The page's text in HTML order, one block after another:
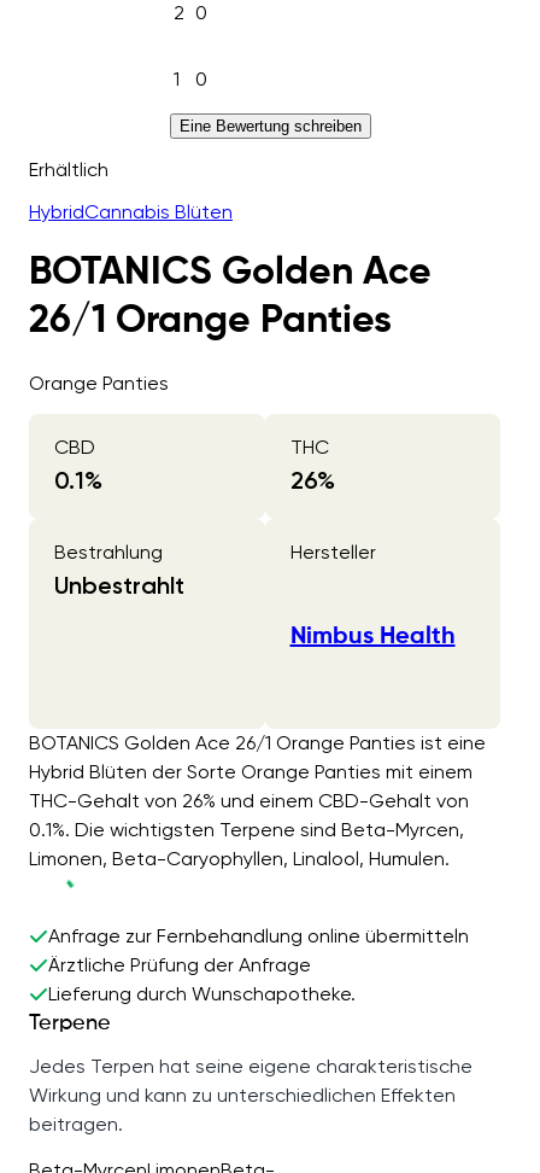
2 0
1 0
Eine Bewertung schreiben
Erhältlich
HybridCannabis Blüten
BOTANICS Golden Ace
26/1 Orange Panties
Orange Panties
CBD
0.1%
THC
26%
Bestrahlung
Unbestrahlt
Hersteller
Nimbus Health
BOTANICS Golden Ace 26/1 Orange Panties ist eine
Hybrid Blüten der Sorte Orange Panties mit einem
THC-Gehalt von 26% und einem CBD-Gehalt von
0.1%. Die wichtigsten Terpene sind Beta-Myrcen,
Limonen, Beta-Caryophyllen, Linalool, Humulen.
Anfrage zur Fernbehandlung online übermitteln
Ärztliche Prüfung der Anfrage
Lieferung durch Wunschapotheke.
Terpene
Jedes Terpen hat seine eigene charakteristische
Wirkung und kann zu unterschiedlichen Effekten
beitragen.